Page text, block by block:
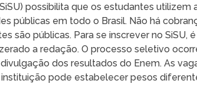
possibilita que os estudantes utilizem
públicas em todo o Brasil. Não há
são públicas. Para se inscrever no SiSU,
a redação. O processo seletivo
dos resultados do Enem. As
pode estabelecer pesos